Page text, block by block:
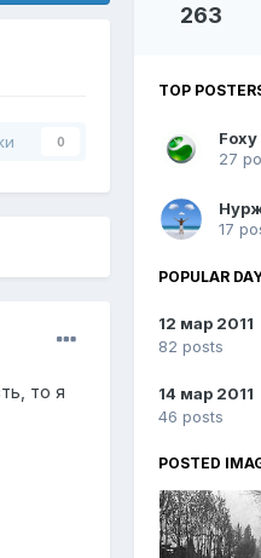
0
то я
263
TOP
Foxy
27
17
POPULAR
12 мар 2011
82 posts
14 мар 2011
46 posts
POSTED